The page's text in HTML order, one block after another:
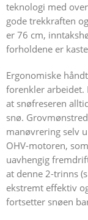
teknologi med
gode trekkraften
er 76 cm,
forholdene er
Ergonomiske
forenkler arbeidet.
at snøfreseren
snø.
manøvrering selv
OHV-motoren,
uavhengig
at denne 2-trinns
ekstremt effektiv
fortsetter snøen